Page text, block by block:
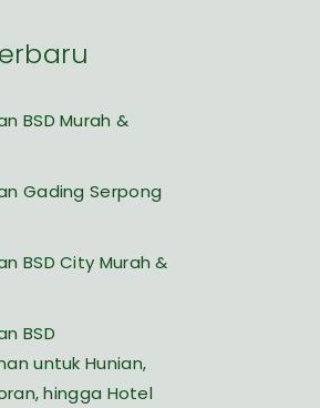
BSD Murah &
Gading Serpong
BSD City Murah &
BSD
untuk Hunian,
hingga Hotel